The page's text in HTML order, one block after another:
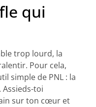
qui
trop lourd, la
Pour cela,
simple de PNL : la
toi
sur ton cœur et